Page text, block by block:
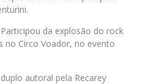
da explosão do rock
no Circo Voador, no evento
autoral pela Recarey